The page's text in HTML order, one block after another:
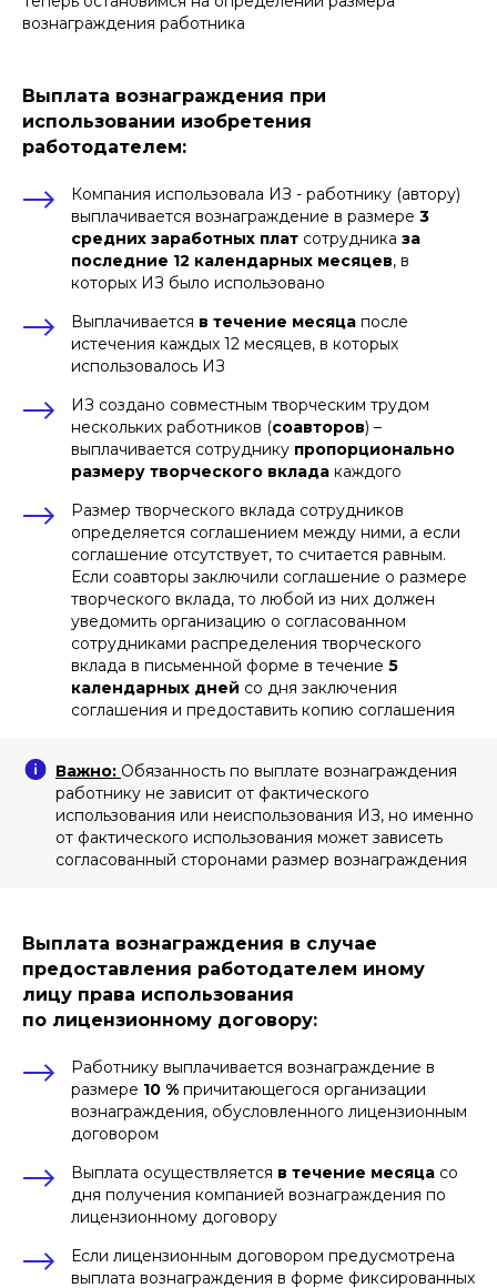
вознаграждения работника
Выплата вознаграждения при
использовании изобретения
работодателем:
Компания использовала ИЗ - работнику (автору)
выплачивается вознаграждение в размере 3
средних заработных плат сотрудника за
последние 12 календарных месяцев, в
которых ИЗ было использовано
Выплачивается в течение месяца после
истечения каждых 12 месяцев, в которых
использовалось ИЗ
ИЗ создано совместным творческим трудом
нескольких работников (соавторов) –
выплачивается сотруднику пропорционально
размеру творческого вклада каждого
Размер творческого вклада сотрудников
определяется соглашением между ними, а если
соглашение отсутствует, то считается равным.
Если соавторы заключили соглашение о размере
творческого вклада, то любой из них должен
уведомить организацию о согласованном
сотрудниками распределения творческого
вклада в письменной форме в течение 5
календарных дней со дня заключения
соглашения и предоставить копию соглашения
Важно: Обязанность по выплате вознаграждения
работнику не зависит от фактического
использования или неиспользования ИЗ, но именно
от фактического использования может зависеть
согласованный сторонами размер вознаграждения
Выплата вознаграждения в случае
предоставления работодателем иному
лицу права использования
по лицензионному договору:
Работнику выплачивается вознаграждение в
размере 10 % причитающегося организации
вознаграждения, обусловленного лицензионным
договором
Выплата осуществляется в течение месяца со
дня получения компанией вознаграждения по
лицензионному договору
Если лицензионным договором предусмотрена
выплата вознаграждения в форме фиксированных
Важно:Действие правил не
между организацией и работником
договора, устанавливающего размер,
условия и порядок выплаты
выплачивает вознаграждение в размере20
%его средней заработной платы
Теперь поговорим о
правилах выплаты
вознагражденияза
создание служебной
утвержденных
Постановлением
Правительства РФ от
16.11.2020 № 1848